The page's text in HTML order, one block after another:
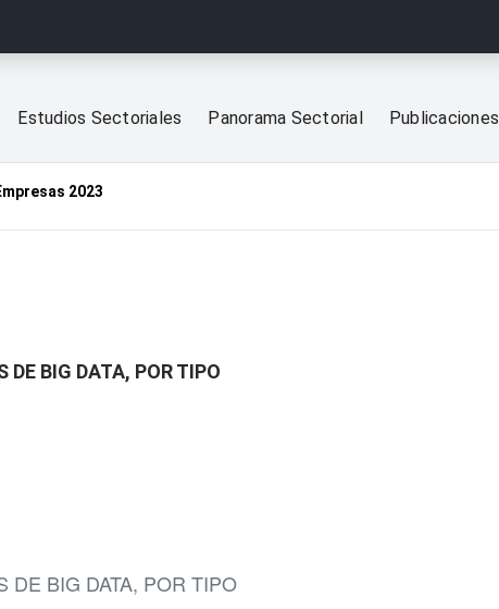
Estudios Sectoriales Panorama Sectorial Publicaciones
2023
DE BIG DATA, POR TIPO
DE BIG DATA, POR TIPO